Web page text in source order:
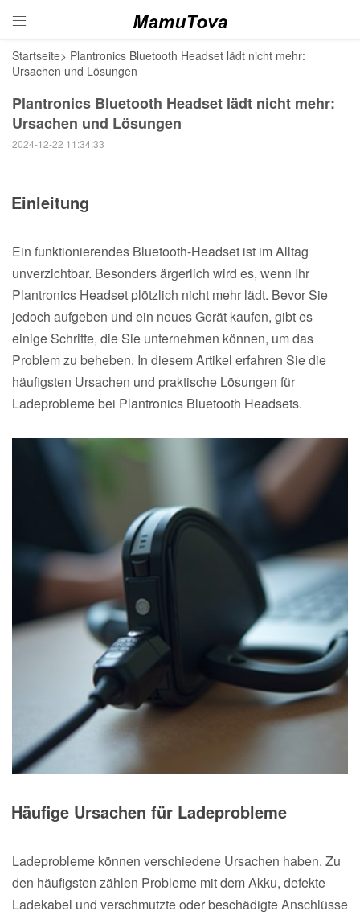

Startseite> Plantronics Bluetooth Headset lädt nicht mehr:
Ursachen und Lösungen
Plantronics Bluetooth Headset lädt nicht mehr:
Ursachen und Lösungen
2024-12-22 11:34:33
Einleitung
Ein funktionierendes Bluetooth-Headset ist im Alltag
unverzichtbar. Besonders ärgerlich wird es, wenn Ihr
Plantronics Headset plötzlich nicht mehr lädt. Bevor Sie
jedoch aufgeben und ein neues Gerät kaufen, gibt es
einige Schritte, die Sie unternehmen können, um das
Problem zu beheben. In diesem Artikel erfahren Sie die
häufigsten Ursachen und praktische Lösungen für
Ladeprobleme bei Plantronics Bluetooth Headsets.
Häufige Ursachen für Ladeprobleme
Ladeprobleme können verschiedene Ursachen haben. Zu
den häufigsten zählen Probleme mit dem Akku, defekte
Ladekabel und verschmutzte oder beschädigte Anschlüsse